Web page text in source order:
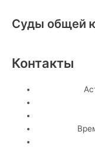
Суды общей
Контакты